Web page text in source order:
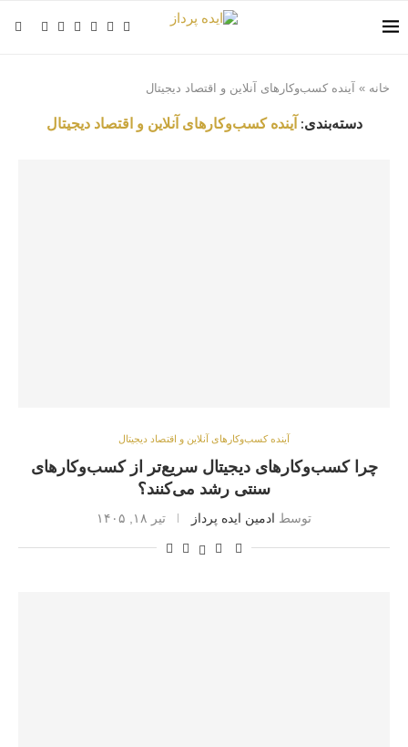
خانه » آینده کسب‌وکارهای آنلاین و اقتصاد دیجیتال
دسته‌بندی: آینده کسب‌وکارهای آنلاین و اقتصاد دیجیتال
آینده کسب‌وکارهای آنلاین و اقتصاد دیجیتال
چرا کسب‌وکارهای دیجیتال سریع‌تر از کسب‌وکارهای
سنتی رشد می‌کنند؟
توسط ادمین ایده پرداز تیر ۱۸, ۱۴۰۵